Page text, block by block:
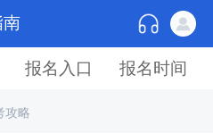
南
报名入口 报名时间
攻略